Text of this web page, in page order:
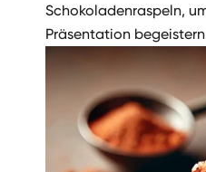
Schokoladenraspeln,
Präsentation